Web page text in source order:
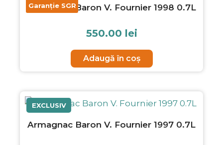
Garanție SGR
Armagnac Baron V. Fournier 1998 0.7L
550.00 lei
Adaugă în coș
EXCLUSIV
Armagnac Baron V. Fournier 1997 0.7L